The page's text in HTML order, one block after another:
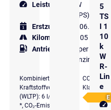
Leistung
85 kW
(116 PS)
Erstzulassung
06.2024
Kilometer
30.905 km
Antriebsart
Super
Benzin
Kombinierter
Kraftstoffverbrauch
(WLTP): 6 l/100 km
*, CO₂-Emissionen
CO₂-
Klasse
E
5
TS
I 1
10
k
W
R-
Lin
e